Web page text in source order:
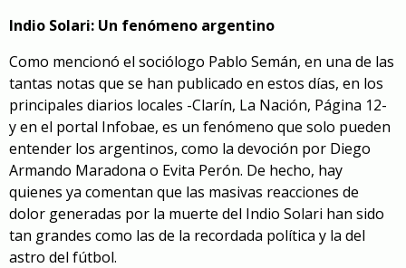
Indio Solari: Un fenómeno argentino
Como mencionó el sociólogo Pablo Semán, en una de las
tantas notas que se han publicado en estos días, en los
principales diarios locales -Clarín, La Nación, Página 12-
yen el portal Infobae, es un fenómeno que solo pueden
entender los argentinos, como la devoción por Diego
Armando Maradona o Evita Perón. De hecho, hay
quienes ya comentan que las masivas reacciones de
dolor generadas por la muerte del Indio Solari han sido
tan grandes como las de la recordada política y la del
astro del fútbol.